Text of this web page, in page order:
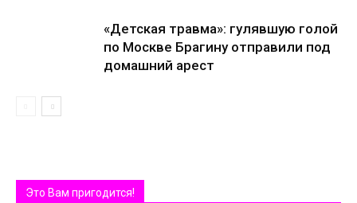
«Детская травма»: гулявшую голой
по Москве Брагину отправили под
домашний арест
Это Вам пригодится!